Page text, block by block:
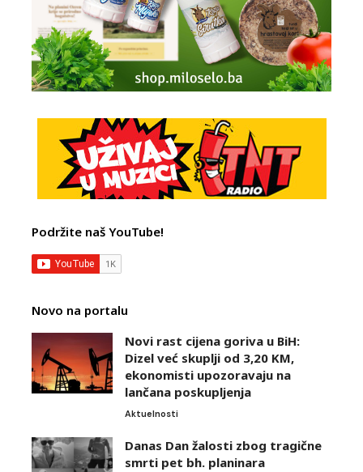
Podržite naš YouTube!
Novo na portalu
Novi rast cijena goriva u BiH:
Dizel već skuplji od 3,20 KM,
ekonomisti upozoravaju na
lančana poskupljenja
Aktuelnosti
Danas Dan žalosti zbog tragične
smrti pet bh. planinara